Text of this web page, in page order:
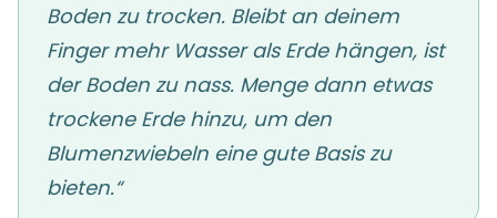
Boden zu trocken. Bleibt an deinem
Finger mehr Wasser als Erde hängen, ist
der Boden zu nass. Menge dann etwas
trockene Erde hinzu, um den
Blumenzwiebeln eine gute Basis zu
bieten.“